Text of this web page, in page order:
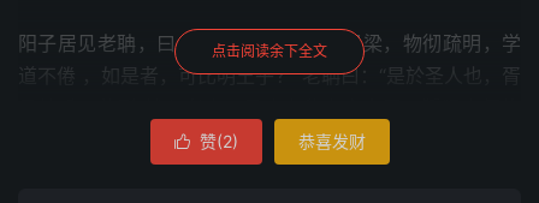
阳子居见老聃，曰：“有人于此，向疾强梁，物彻疏明，学
道不倦 ，如是者，可比明王乎？”老聃曰：“是於圣人也，胥
嫠之狗来藉。如是者，可 比明王乎？”阳子居蹴然曰：“敢问
点击阅读余下全文
 赞(2) 恭喜发财